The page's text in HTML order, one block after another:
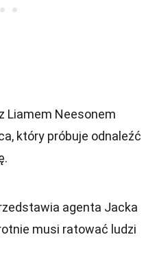
Liamem Neesonem
który próbuje odnaleźć
agenta Jacka
musi ratować ludzi